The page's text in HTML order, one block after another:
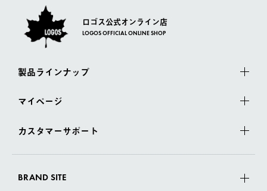
ロゴス公式オンライン店
LOGOS OFFICIAL ONLINE SHOP
製品ラインナップ
マイページ
カスタマーサポート
BRAND SITE